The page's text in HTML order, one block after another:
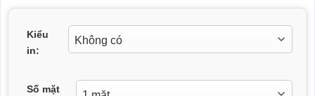
Kiểu
in:
Số mặt